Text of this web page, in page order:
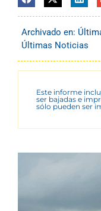
Archivado en:
Últimas Noticias
Este informe
ser bajadas e
sólo pueden ser